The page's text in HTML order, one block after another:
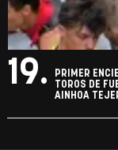
19.
PRIMER
TOROS DE
AINHOA